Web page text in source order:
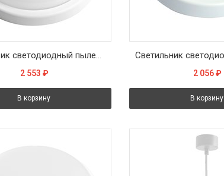
Светильник светодиодный пылевлагозащищённый Feron AL3005 в пластиковом корпусе 24W 6500K IP65 белый
2 553 ₽
В корзину
2 056 ₽
В корзину